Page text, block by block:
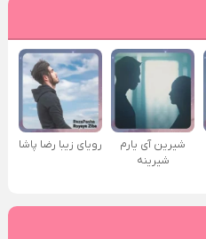
شیرین آی یارم
شیرینه
رویای زیبا رضا پاشا